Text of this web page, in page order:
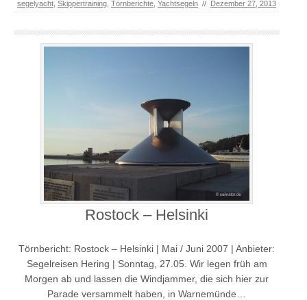
segelyacht Skippertraining Törnberichte Yachtsegeln // Dezember 27, 2013
Rostock – Helsinki
Törnbericht: Rostock – Helsinki | Mai / Juni 2007 | Anbieter:
Segelreisen Hering | Sonntag, 27.05. Wir legen früh am
Morgen ab und lassen die Windjammer, die sich hier zur
Parade versammelt haben, in Warnemünde…